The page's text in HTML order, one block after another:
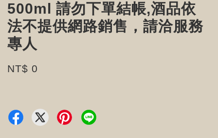
500ml 請勿下單結帳,酒品依
法不提供網路銷售，請洽服務
專人
NT$ 0